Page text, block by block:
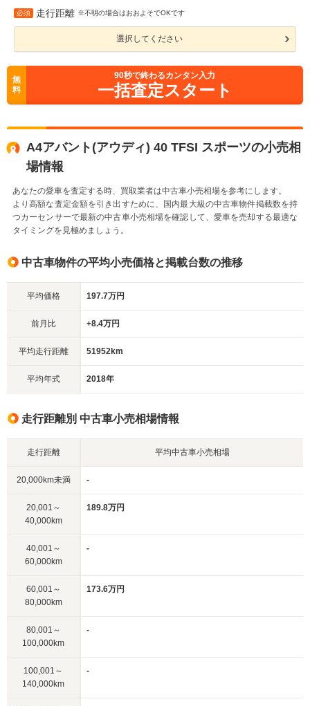
必須 走行距離 ※不明の場合はおおよそでOKです
選択してください
無
料
90秒で終わるカンタン入力
一括査定スタート
A4アバント(アウディ) 40 TFSI スポーツの小売相
場情報
あなたの愛車を査定する時、買取業者は中古車小売相場を参考にします。
より高額な査定金額を引き出すために、国内最大級の中古車物件掲載数を持
つカーセンサーで最新の中古車小売相場を確認して、愛車を売却する最適な
タイミングを見極めましょう。
中古車物件の平均小売価格と掲載台数の推移
平均価格 197.7万円
前月比 +8.4万円
平均走行距離 51952km
平均年式 2018年
走行距離別 中古車小売相場情報
走行距離 平均中古車小売相場
20,000km未満 -
20,001～
40,000km
189.8万円
40,001～
60,000km
-
60,001～
80,000km
173.6万円
80,001～
100,000km
-
100,001～
140,000km
-